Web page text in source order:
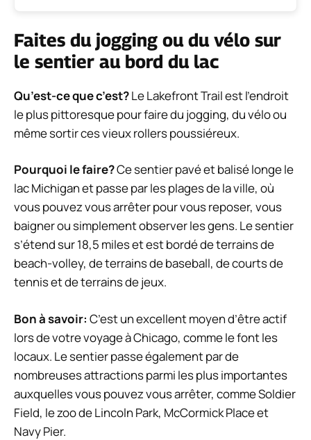
Faites du jogging ou du vélo sur
le sentier au bord du lac
Qu’est-ce que c’est?Le Lakefront Trail est l’endroit
le plus pittoresque pour faire du jogging, du vélo ou
même sortir ces vieux rollers poussiéreux.
Pourquoi le faire?Ce sentier pavé et balisé longe le
lac Michigan et passe par les plages de la ville, où
vous pouvez vous arrêter pour vous reposer, vous
baigner ou simplement observer les gens. Le sentier
s’étend sur 18,5 miles et est bordé de terrains de
beach-volley, de terrains de baseball, de courts de
tennis et de terrains de jeux.
Bon à savoir: C’est un excellent moyen d’être actif
lors de votre voyage à Chicago, comme le font les
locaux. Le sentier passe également par de
nombreuses attractions parmi les plus importantes
auxquelles vous pouvez vous arrêter, comme Soldier
Field, le zoo de Lincoln Park, McCormick Place et
Navy Pier.